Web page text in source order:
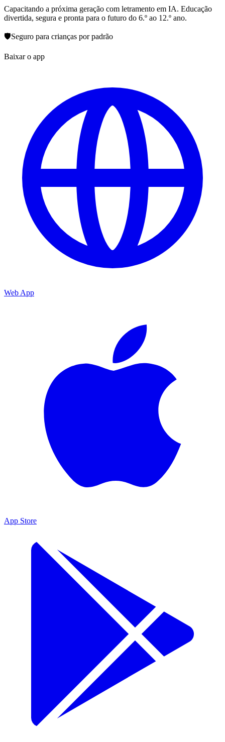
Capacitando a próxima geração com letramento em IA. Educação
divertida, segura e pronta para o futuro do 6.º ao 12.º ano.
🛡️Seguro para crianças por padrão
Baixar o app
Web App
App Store